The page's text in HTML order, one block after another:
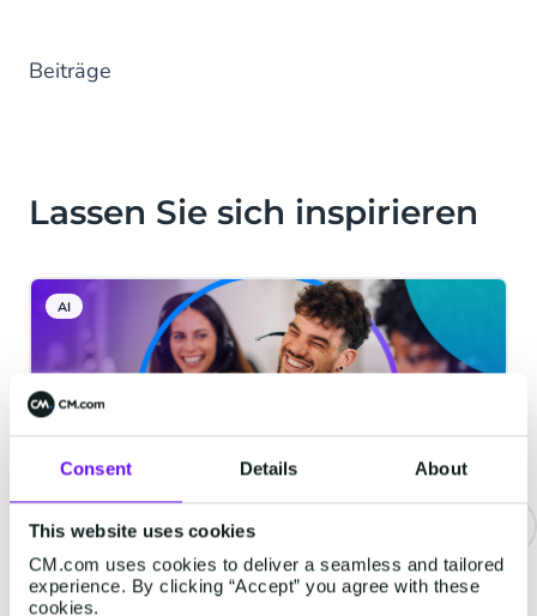
Consent Details About
This website uses cookies
CM.com uses cookies to deliver a seamless and tailored
experience. By clicking “Accept” you agree with these
cookies.
Beiträge
Lassen Sie sich inspirieren
AI
Warum der Anbieter hinter Ihrem
KI-Agenten genauso wichtig ist